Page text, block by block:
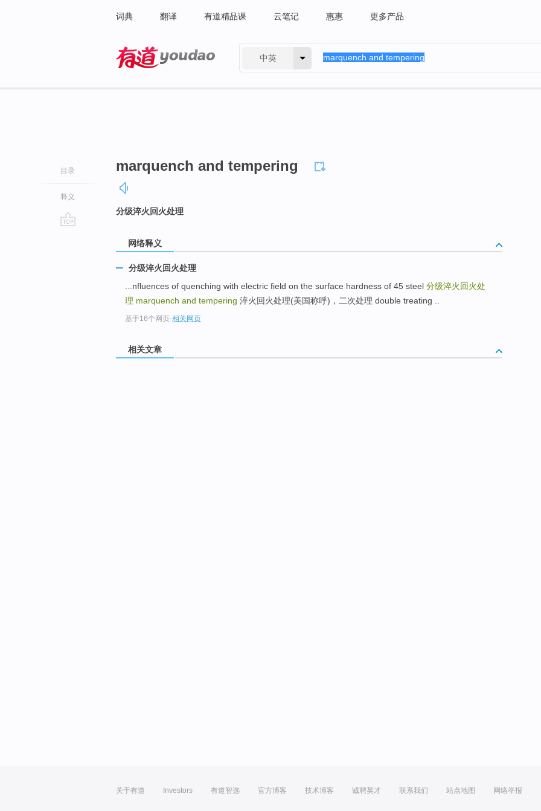
词典 翻译 有道精品课 云笔记 惠惠 更多产品
中英
目录
释义
marquench and tempering
分级淬火回火处理
网络释义
分级淬火回火处理
...nfluences of quenching with electric field on the surface hardness of 45 steel 分级淬火回火处
理 marquench and tempering 淬火回火处理(美国称呼)，二次处理 double treating ..
基于16个网页-相关网页
相关文章
关于有道 Investors 有道智选 官方博客 技术博客 诚聘英才 联系我们 站点地图 网络举报